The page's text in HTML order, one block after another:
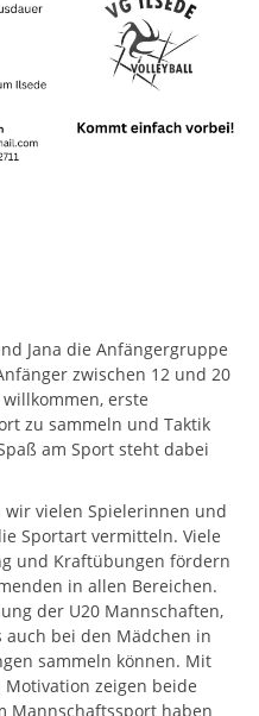
Jana die Anfängergruppe
zwischen 12 und 20
erste
zu sammeln und Taktik
am Sport steht dabei
vielen Spielerinnen und
Sportart vermitteln. Viele
und Kraftübungen fördern
in allen Bereichen.
der U20 Mannschaften,
auch bei den Mädchen in
sammeln können. Mit
zeigen beide
Mannschaftssport haben